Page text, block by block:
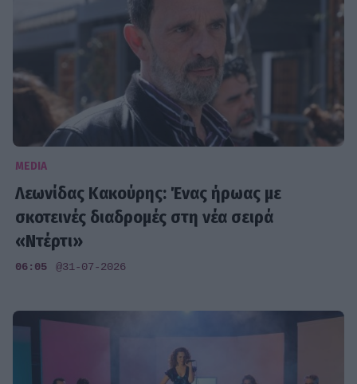
MEDIA
Λεωνίδας Κακούρης: Ένας ήρωας με
σκοτεινές διαδρομές στη νέα σειρά
«Ντέρτι»
06:05 @31-07-2026